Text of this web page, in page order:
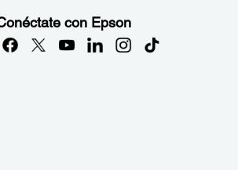
con Epson